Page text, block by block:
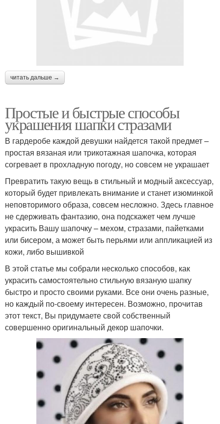
читать дальше →
Простые и быстрые способы
украшения шапки стразами
В гардеробе каждой девушки найдется такой предмет –
простая вязаная или трикотажная шапочка, которая
согревает в прохладную погоду, но совсем не украшает
Превратить такую вещь в стильный и модный аксессуар,
который будет привлекать внимание и станет изюминкой
неповторимого образа, совсем несложно. Здесь главное
не сдерживать фантазию, она подскажет чем лучше
украсить Вашу шапочку – мехом, стразами, пайетками
или бисером, а может быть перьями или аппликацией из
кожи, либо вышивкой
В этой статье мы собрали несколько способов, как
украсить самостоятельно стильную вязаную шапку
быстро и просто своими руками. Все они очень разные,
но каждый по-своему интересен. Возможно, прочитав
этот текст, Вы придумаете свой собственный
совершенно оригинальный декор шапочки.